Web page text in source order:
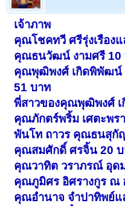
เจ้าภาพ
คุณโชคทวี ศรีรุ่งเรือง
คุณธนวัฒน์ งามศรี 10
คุณพุฒิพงศ์ เกิดพิพัฒน์
51 บาท
พี่สาวของคุณพุฒิพงศ์
คุณภักตร์พริ้ม เศตะพร
พันโท ถาวร คุณธนสุกั
คุณสมศักดิ์ ศรจิ้น 20
คุณวาทิต วราภรณ์ อุด
คุณภูมิศร อิศรางกูร ณ
คุณอำนาจ จำปาทิพย์แ